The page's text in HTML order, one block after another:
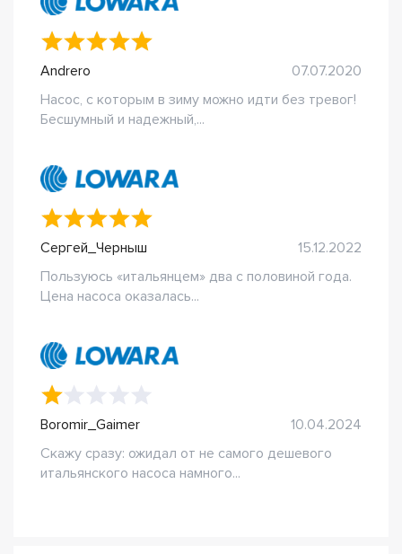
Andrero
07.07.2020
Насос, с которым в зиму можно идти без тревог!
Бесшумный и надежный,...
Сергей_Черныш
15.12.2022
Пользуюсь «итальянцем» два с половиной года.
Цена насоса оказалась...
Boromir_Gaimer
10.04.2024
Скажу сразу: ожидал от не самого дешевого
итальянского насоса намного...